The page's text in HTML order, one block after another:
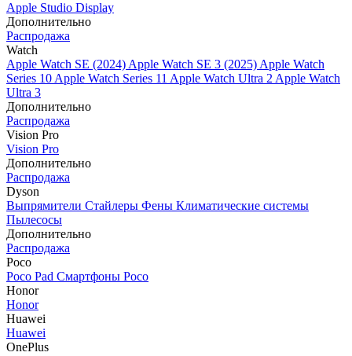
Apple Studio Display
Дополнительно
Распродажа
Watch
Apple Watch SE (2024) Apple Watch SE 3 (2025) Apple Watch
Series 10 Apple Watch Series 11 Apple Watch Ultra 2 Apple Watch
Ultra 3
Дополнительно
Распродажа
Vision Pro
Vision Pro
Дополнительно
Распродажа
Dyson
Выпрямители Стайлеры Фены Климатические системы
Пылесосы
Дополнительно
Распродажа
Poco
Poco Pad Смартфоны Poco
Honor
Honor
Huawei
Huawei
OnePlus